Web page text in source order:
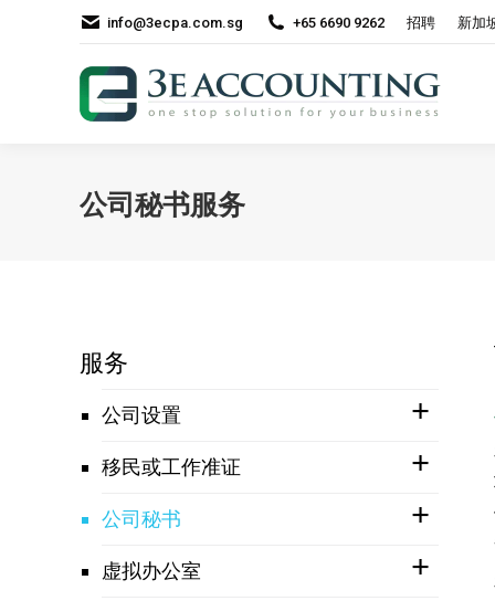
info@3ecpa.com.sg +65 6690 9262 招聘 新加
公司秘书服务
服务
公司设置
移民或工作准证
公司秘书
虚拟办公室